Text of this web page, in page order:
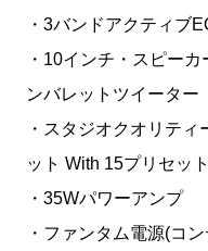
・3バンドアクティブ
・10インチ・スピー
ンバレットツイーター
・スタジオクオリテ
ット With 15プリセット
・35Wパワーアンプ
・ファンタム電源(コ